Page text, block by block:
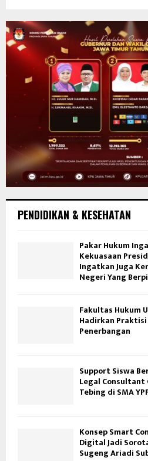
PENDIDIKAN & KESEHATAN
Pakar Hukum
Kekuasaan
Ingatkan Juga
Negeri Yang
Fakultas Hukum
Hadirkan Praktisi
Penerbangan
Support Siswa
Legal
Tebing di SMA
Konsep Smart
Digital Jadi
Sugeng Ariadi